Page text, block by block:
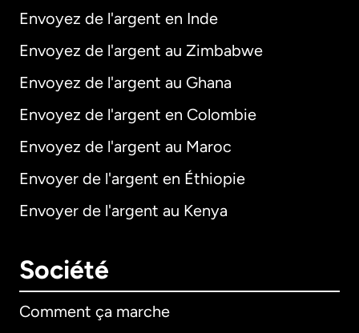
Envoyez de l'argent en Inde
Envoyez de l'argent au Zimbabwe
Envoyez de l'argent au Ghana
Envoyez de l'argent en Colombie
Envoyez de l'argent au Maroc
Envoyer de l'argent en Éthiopie
Envoyer de l'argent au Kenya
Société
Comment ça marche